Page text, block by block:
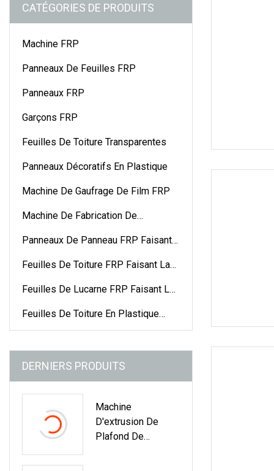
CATÉGORIES DE PRODUITS
Machine FRP
Panneaux De Feuilles FRP
Panneaux FRP
Garçons FRP
Feuilles De Toiture Transparentes
Panneaux Décoratifs En Plastique
Machine De Gaufrage De Film FRP
Machine De Fabrication De
Panneaux De Panneau FRP Faisant
Feuilles De Toiture FRP Faisant La
Feuilles De Lucarne FRP Faisant La
Feuilles De Toiture En Plastique
Colorées
DERNIERS PRODUITS
Machine
D'extrusion De
Plafond De